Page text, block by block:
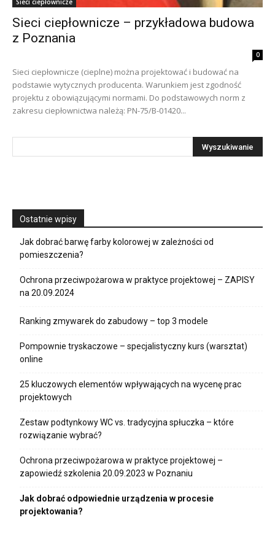
Sieci ciepłownicze – przykładowa budowa
z Poznania
0
Sieci ciepłownicze (cieplne) można projektować i budować na
podstawie wytycznych producenta. Warunkiem jest zgodność
projektu z obowiązującymi normami. Do podstawowych norm z
zakresu ciepłownictwa należą: PN-75/B-01420...
Ostatnie wpisy
Jak dobrać barwę farby kolorowej w zależności od
pomieszczenia?
Ochrona przeciwpożarowa w praktyce projektowej – ZAPISY
na 20.09.2024
Ranking zmywarek do zabudowy – top 3 modele
Pompownie tryskaczowe – specjalistyczny kurs (warsztat)
online
25 kluczowych elementów wpływających na wycenę prac
projektowych
Zestaw podtynkowy WC vs. tradycyjna spłuczka – które
rozwiązanie wybrać?
Ochrona przeciwpożarowa w praktyce projektowej –
zapowiedź szkolenia 20.09.2023 w Poznaniu
Jak dobrać odpowiednie urządzenia w procesie
projektowania?